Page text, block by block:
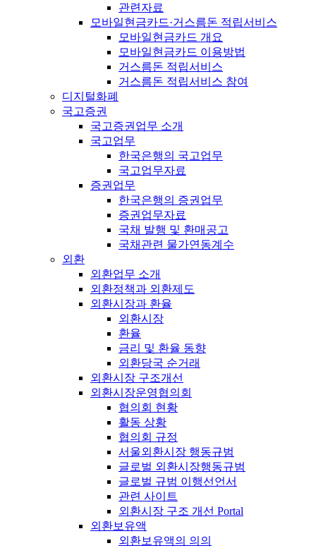
관련자료
모바일현금카드·거스름돈 적립서비스
모바일현금카드 개요
모바일현금카드 이용방법
거스름돈 적립서비스
거스름돈 적립서비스 참여
디지털화폐
국고증권
국고증권업무 소개
국고업무
한국은행의 국고업무
국고업무자료
증권업무
한국은행의 증권업무
증권업무자료
국채 발행 및 환매공고
국채관련 물가연동계수
외환
외환업무 소개
외환정책과 외환제도
외환시장과 환율
외환시장
환율
금리 및 환율 동향
외환당국 순거래
외환시장 구조개선
외환시장운영협의회
협의회 현황
활동 상황
협의회 규정
서울외환시장 행동규범
글로벌 외환시장행동규범
글로벌 규범 이행선언서
관련 사이트
외환시장 구조 개선 Portal
외환보유액
외환보유액의 의의